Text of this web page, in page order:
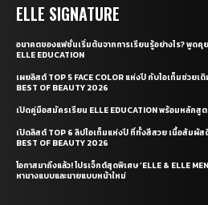
ELLE SIGNATURE
อนาคตของแฟชั่นเริ่มต้นจากการเรียนรู้อย่างไร? พูดคุ
ELLE EDUCATION
เผยลิสต์ TOP 5 FACE COLOR แห่งปี กับไอเท็มช่วย
BEST OF BEAUTY 2026
เปิดคู่มือสมัครเรียน ELLE EDUCATION พร้อมหลัก
เปิดลิสต์ TOP 6 ลิปไอเท็มแห่งปี ที่ทั้งสีสวย เนื้อสัมผัส
BEST OF BEAUTY 2026
โอกาสมาถึงแล้ว! โปรเจ็กต์สุดพิเศษ ‘ELLE & ELLE
หานางแบบและนายแบบหน้าใหม่